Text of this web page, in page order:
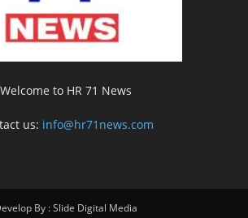
Welcome to HR 71 News
us: info@hr71news.com
By : Slide Digital Media